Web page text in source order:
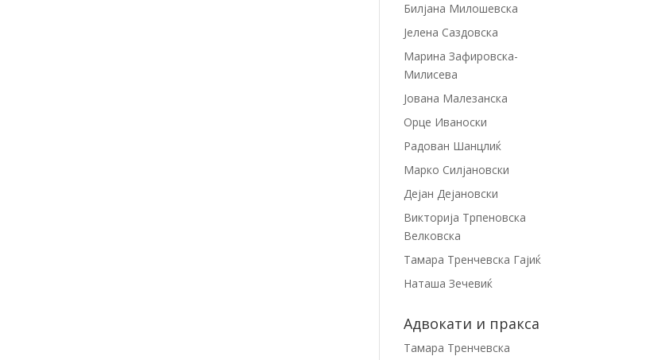
Билјана Милошевска
Јелена Саздовска
Марина Зафировска-
Милисева
Јована Малезанска
Орце Иваноски
Радован Шанцлиќ
Марко Силјановски
Дејан Дејановски
Викторија Трпеновска
Велковска
Тамара Тренчевска Гајиќ
Наташа Зечевиќ
Адвокати и пракса
Тамара Тренчевска